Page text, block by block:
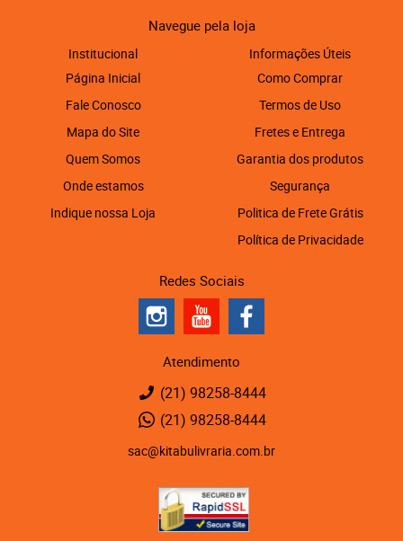
Navegue pela loja
Institucional
Página Inicial
Fale Conosco
Mapa do Site
Quem Somos
Onde estamos
Indique nossa Loja
Informações Úteis
Como Comprar
Termos de Uso
Fretes e Entrega
Garantia dos produtos
Segurança
Politica de Frete Grátis
Política de Privacidade
Redes Sociais
Atendimento
(21) 98258-8444
(21) 98258-8444
sac@kitabulivraria.com.br